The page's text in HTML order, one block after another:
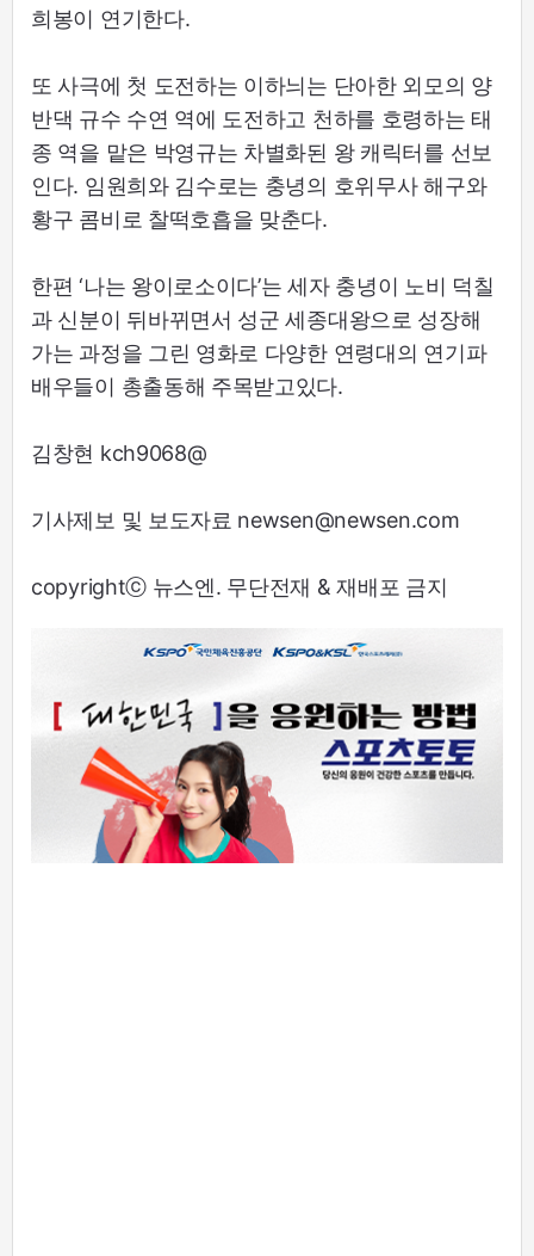
희봉이 연기한다.
또 사극에 첫 도전하는 이하늬는 단아한 외모의 양
반댁 규수 수연 역에 도전하고 천하를 호령하는 태
종 역을 맡은 박영규는 차별화된 왕 캐릭터를 선보
인다. 임원희와 김수로는 충녕의 호위무사 해구와
황구 콤비로 찰떡호흡을 맞춘다.
한편 ‘나는 왕이로소이다’는 세자 충녕이 노비 덕칠
과 신분이 뒤바뀌면서 성군 세종대왕으로 성장해
가는 과정을 그린 영화로 다양한 연령대의 연기파
배우들이 총출동해 주목받고있다.
김창현 kch9068@
기사제보 및 보도자료 newsen@newsen.com
copyrightⓒ 뉴스엔. 무단전재 & 재배포 금지